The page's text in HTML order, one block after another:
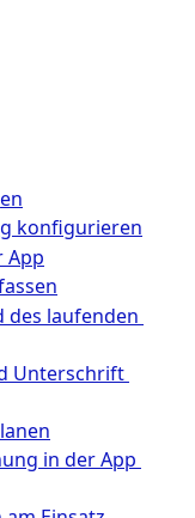
konfigurieren
App
des laufenden
Unterschrift
in der App